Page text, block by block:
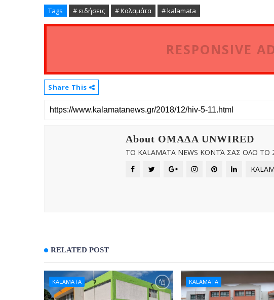
Tags # ειδήσεις # Καλαμάτα # kalamata
RESPONSIVE
Share This
About OMAΔΑ UNWIRED
ΤΟ KALAMATA NEWS ΚΟΝΤΆ ΣΑΣ ΟΛΟ
RELATED POST
KALAMATA KALAMATA